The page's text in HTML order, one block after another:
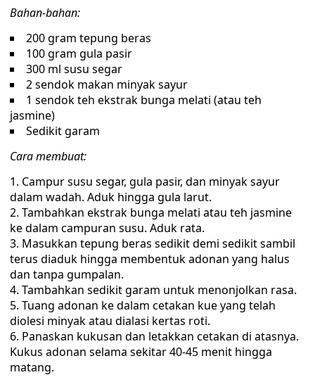
Bahan-bahan:
200 gram tepung beras
100 gram gula pasir
300 ml susu segar
2 sendok makan minyak sayur
1 sendok teh ekstrak bunga melati (atau teh
jasmine)
Sedikit garam
Cara membuat:
Campur susu segar, gula pasir, dan minyak sayur
dalam wadah. Aduk hingga gula larut.
Tambahkan ekstrak bunga melati atau teh jasmine
ke dalam campuran susu. Aduk rata.
Masukkan tepung beras sedikit demi sedikit sambil
terus diaduk hingga membentuk adonan yang halus
dan tanpa gumpalan.
Tambahkan sedikit garam untuk menonjolkan rasa.
Tuang adonan ke dalam cetakan kue yang telah
diolesi minyak atau dialasi kertas roti.
Panaskan kukusan dan letakkan cetakan di atasnya.
Kukus adonan selama sekitar 40-45 menit hingga
matang.